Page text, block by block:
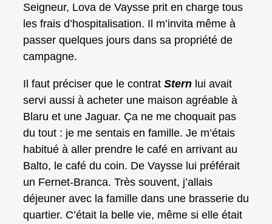
Seigneur, Lova de Vaysse prit en charge tous
les frais d’hospitalisation. Il m’invita même à
passer quelques jours dans sa propriété de
campagne.
Il faut préciser que le contrat Stern lui avait
servi aussi à acheter une maison agréable à
Blaru et une Jaguar. Ça ne me choquait pas
du tout : je me sentais en famille. Je m’étais
habitué à aller prendre le café en arrivant au
Balto, le café du coin. De Vaysse lui préférait
un Fernet-Branca. Très souvent, j’allais
déjeuner avec la famille dans une brasserie du
quartier. C’était la belle vie, même si elle était